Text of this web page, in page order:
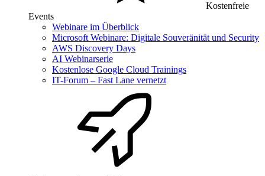
Kostenfreie
Events
Webinare im Überblick
Microsoft Webinare: Digitale Souveränität und Security
AWS Discovery Days
AI Webinarserie
Kostenlose Google Cloud Trainings
IT-Forum – Fast Lane vernetzt